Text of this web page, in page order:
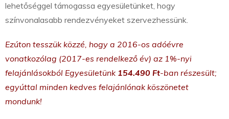
lehetőséggel támogassa egyesületünket, hogy
színvonalasabb rendezvényeket szervezhessünk.
Ezúton tesszük közzé, hogy a 2016-os adóévre
vonatkozólag (2017-es rendelkező év) az 1%-nyi
felajánlásokból Egyesületünk 154.490 Ft-ban részesült;
egyúttal minden kedves felajánlónak köszönetet
mondunk!